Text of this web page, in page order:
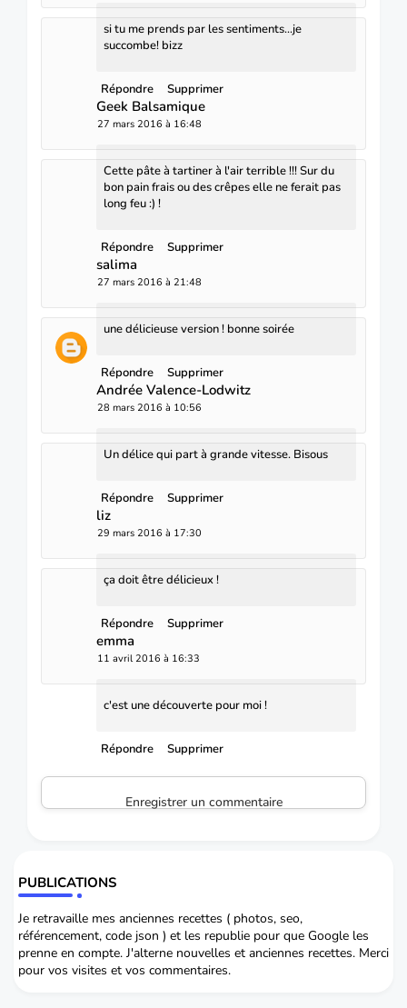
si tu me prends par les sentiments...je
succombe! bizz
Répondre Supprimer
Geek Balsamique
27 mars 2016 à 16:48
Cette pâte à tartiner à l'air terrible !!! Sur du
bon pain frais ou des crêpes elle ne ferait pas
long feu :) !
Répondre Supprimer
salima
27 mars 2016 à 21:48
une délicieuse version ! bonne soirée
Répondre Supprimer
Andrée Valence-Lodwitz
28 mars 2016 à 10:56
Un délice qui part à grande vitesse. Bisous
Répondre Supprimer
liz
29 mars 2016 à 17:30
ça doit être délicieux !
Répondre Supprimer
emma
11 avril 2016 à 16:33
c'est une découverte pour moi !
Répondre Supprimer
Enregistrer un commentaire
PUBLICATIONS
Je retravaille mes anciennes recettes ( photos, seo,
référencement, code json ) et les republie pour que Google les
prenne en compte. J'alterne nouvelles et anciennes recettes. Merci
pour vos visites et vos commentaires.